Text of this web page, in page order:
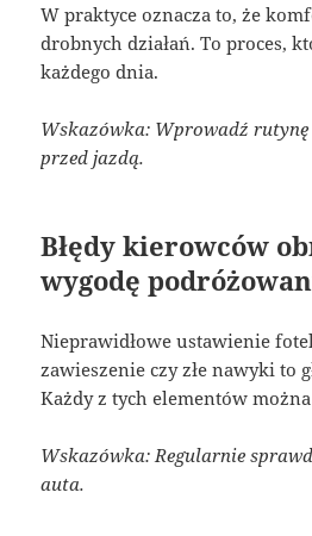
W praktyce oznacza to, że
drobnych działań. To proces,
każdego dnia.
Wskazówka: Wprowadź
przed jazdą.
Błędy kierowców
wygodę
Nieprawidłowe ustawienie
zawieszenie czy złe nawyki to
Każdy z tych elementów
Wskazówka: Regularnie
auta.